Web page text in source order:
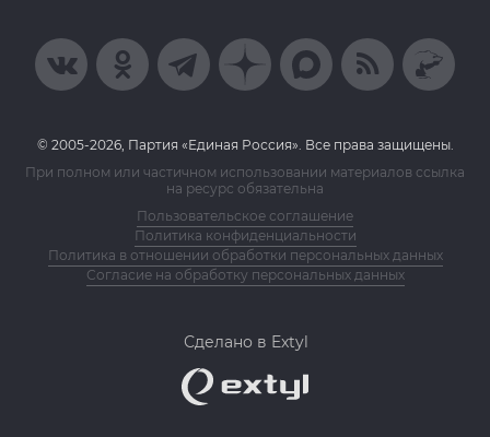
© 2005-2026, Партия «Единая Россия». Все права защищены.
При полном или частичном использовании материалов ссылка
на ресурс обязательна
Пользовательское соглашение
Политика конфиденциальности
Политика в отношении обработки персональных данных
Согласие на обработку персональных данных
Сделано в Extyl